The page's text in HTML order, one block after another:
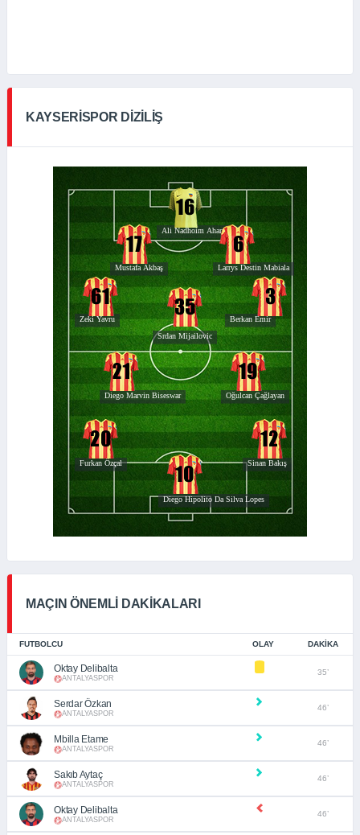
KAYSERISPOR DIZILIŞ
MAÇIN ÖNEMLİ DAKİKALARI
FUTBOLCU OLAY DAKIKA
Oktay Delibalta
ANTALYASPOR
35’
Serdar Özkan
ANTALYASPOR
46’
Mbilla Etame
ANTALYASPOR
46’
Sakıb Aytaç
ANTALYASPOR
46’
Oktay Delibalta
ANTALYASPOR
46’